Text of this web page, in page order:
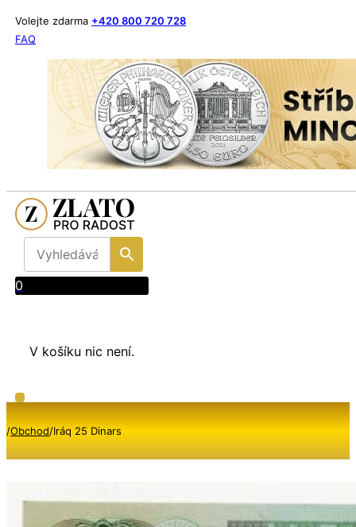
Volejte zdarma +420 800 720 728
FAQ
0
V košíku nic není.
/Obchod/Iráq 25 Dinars